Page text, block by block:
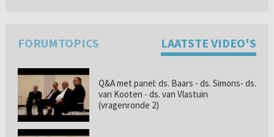
FORUMTOPICS LAATSTE VIDEO'S
Q&A met panel: ds. Baars - ds. Simons- ds.
van Kooten - ds. van Vlastuin
(vragenronde 2)